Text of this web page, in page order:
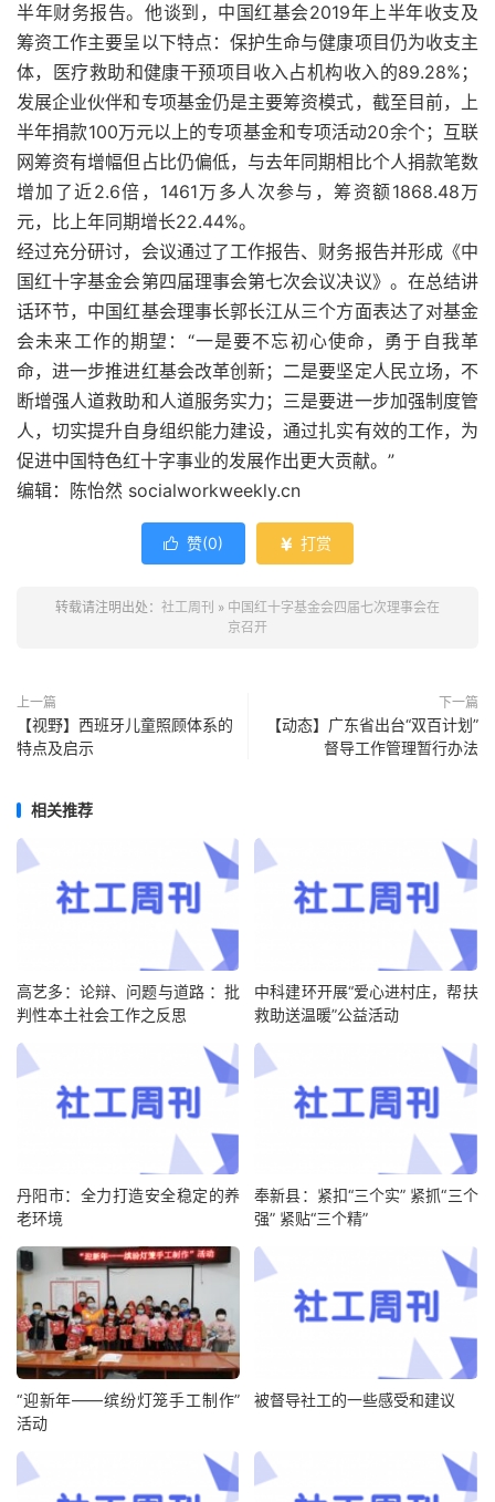
半年财务报告。他谈到，中国红基会2019年上半年收支及
筹资工作主要呈以下特点：保护生命与健康项目仍为收支主
体，医疗救助和健康干预项目收入占机构收入的89.28%；
发展企业伙伴和专项基金仍是主要筹资模式，截至目前，上
半年捐款100万元以上的专项基金和专项活动20余个；互联
网筹资有增幅但占比仍偏低，与去年同期相比个人捐款笔数
增加了近2.6倍，1461万多人次参与，筹资额1868.48万
元，比上年同期增长22.44%。
经过充分研讨，会议通过了工作报告、财务报告并形成《中
国红十字基金会第四届理事会第七次会议决议》。在总结讲
话环节，中国红基会理事长郭长江从三个方面表达了对基金
会未来工作的期望：“一是要不忘初心使命，勇于自我革
命，进一步推进红基会改革创新；二是要坚定人民立场，不
断增强人道救助和人道服务实力；三是要进一步加强制度管
人，切实提升自身组织能力建设，通过扎实有效的工作，为
促进中国特色红十字事业的发展作出更大贡献。”
编辑：陈怡然 socialworkweekly.cn
 赞(0)  打赏
转载请注明出处： 社工周刊 » 中国红十字基金会四届七次理事会在
京召开
上一篇
【视野】西班牙儿童照顾体系的
特点及启示
下一篇
【动态】广东省出台“双百计划”
督导工作管理暂行办法
相关推荐
高艺多：论辩、问题与道路 ：批
判性本土社会工作之反思
中科建环开展“爱心进村庄，帮扶
救助送温暖”公益活动
丹阳市：全力打造安全稳定的养
老环境
奉新县：紧扣“三个实” 紧抓“三个
强” 紧贴“三个精”
“迎新年——缤纷灯笼手工制作”
活动
被督导社工的一些感受和建议